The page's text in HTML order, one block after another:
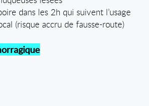
dans les 2h qui suivent l’usage
(risque accru de fausse-route)